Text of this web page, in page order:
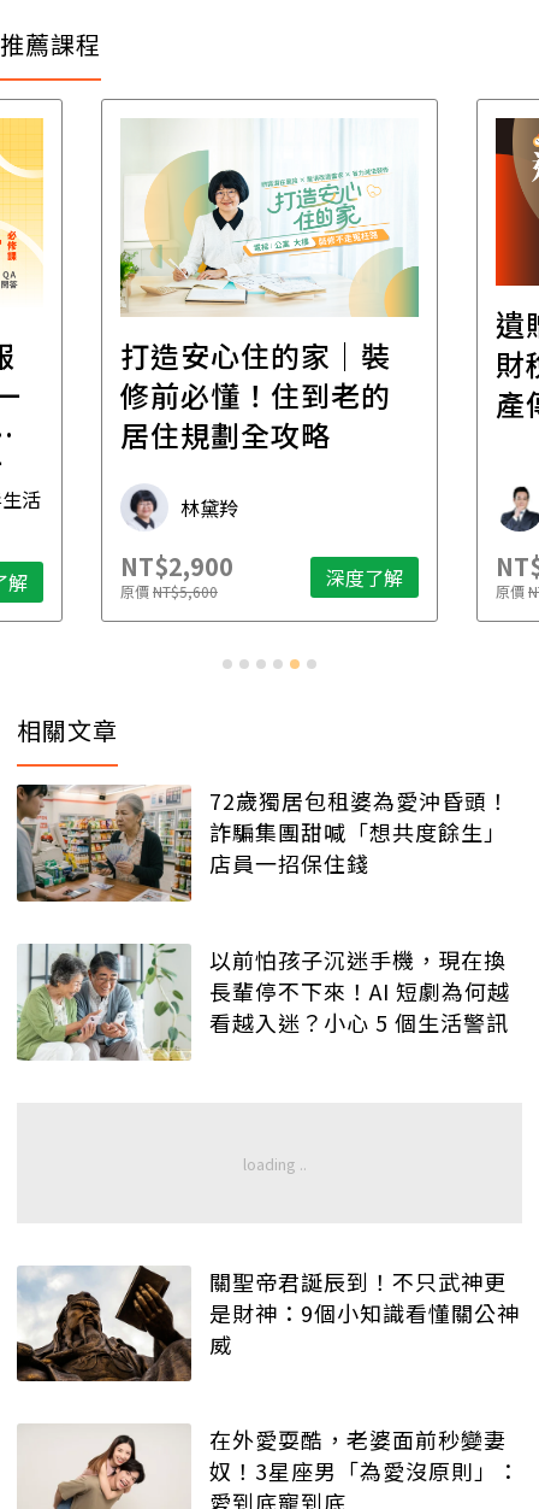
推薦課程
活
解
打造安心住的家｜裝
修前必懂！住到老的
居住規劃全攻略
林黛羚
NT$2,900
原價NT$5,600 深度了解
遺
財
產
原價
相關文章
72歲獨居包租婆為愛沖昏頭！
詐騙集團甜喊「想共度餘生」
店員一招保住錢
以前怕孩子沉迷手機，現在換
長輩停不下來！AI 短劇為何越
看越入迷？小心 5 個生活警訊
關聖帝君誕辰到！不只武神更
是財神：9個小知識看懂關公神
威
在外愛耍酷，老婆面前秒變妻
奴！3星座男「為愛沒原則」：
愛到底寵到底